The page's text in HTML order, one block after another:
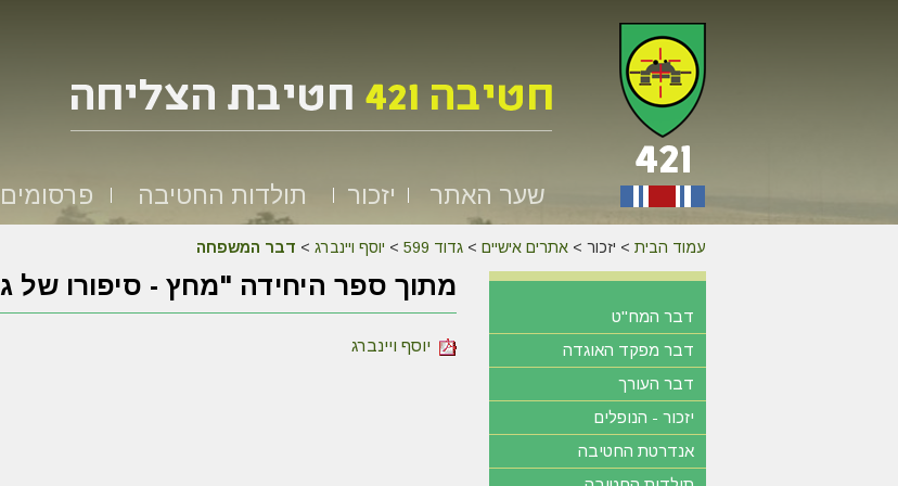
שער האתר יזכור תולדות החטיבה פרסומים
עמוד הבית > יזכור >אתרים אישיים >גדוד 599 > יוסף ויינברג > דבר המשפחה
מתוך ספר היחידה "מחץ - סיפורו של
יוסף ויינברג
דבר המח"ט
דבר מפקד האוגדה
דבר העורך
יזכור - הנופלים
אנדרטת החטיבה